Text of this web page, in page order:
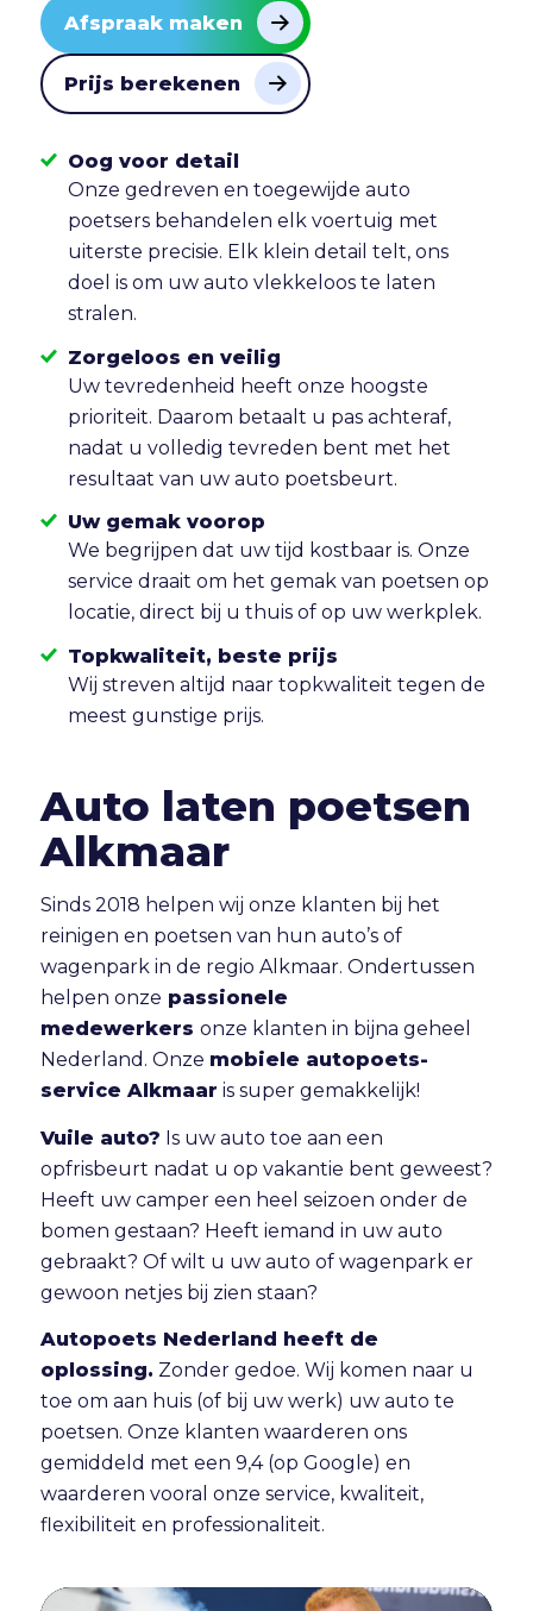
Afspraak maken
Prijs berekenen
Oog voor detail
Onze gedreven en toegewijde auto
poetsers behandelen elk voertuig met
uiterste precisie. Elk klein detail telt, ons
doel is om uw auto vlekkeloos te laten
stralen.
Zorgeloos en veilig
Uw tevredenheid heeft onze hoogste
prioriteit. Daarom betaalt u pas achteraf,
nadat u volledig tevreden bent met het
resultaat van uw auto poetsbeurt.
Uw gemak voorop
We begrijpen dat uw tijd kostbaar is. Onze
service draait om het gemak van poetsen op
locatie, direct bij u thuis of op uw werkplek.
Topkwaliteit, beste prijs
Wij streven altijd naar topkwaliteit tegen de
meest gunstige prijs.
Auto laten poetsen
Alkmaar
Sinds 2018 helpen wij onze klanten bij het
reinigen en poetsen van hun auto’s of
wagenpark in de regio Alkmaar. Ondertussen
helpen onze passionele
medewerkers onze klanten in bijna geheel
Nederland. Onze mobiele autopoets-
service Alkmaar is super gemakkelijk!
Vuile auto? Is uw auto toe aan een
opfrisbeurt nadat u op vakantie bent geweest?
Heeft uw camper een heel seizoen onder de
bomen gestaan? Heeft iemand in uw auto
gebraakt? Of wilt u uw auto of wagenpark er
gewoon netjes bij zien staan?
Autopoets Nederland heeft de
oplossing. Zonder gedoe. Wij komen naar u
toe om aan huis (of bij uw werk) uw auto te
poetsen. Onze klanten waarderen ons
gemiddeld met een 9,4 (op Google) en
waarderen vooral onze service, kwaliteit,
flexibiliteit en professionaliteit.